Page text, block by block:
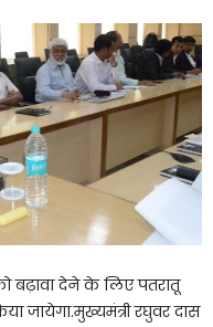
बढ़ावा देने के लिए पतरातू
जायेगा.मुख्यमंत्री रघुवर दास